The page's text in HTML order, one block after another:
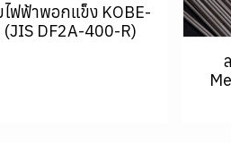
ไฟฟ้าพอกแข็ง KOBE-
DF2A-400-R)